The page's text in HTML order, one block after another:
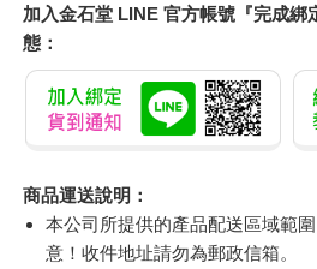
加入金石堂 LINE 官方帳號『完成綁
態：
商品運送說明：
本公司所提供的產品配送區域範
意！收件地址請勿為郵政信箱。